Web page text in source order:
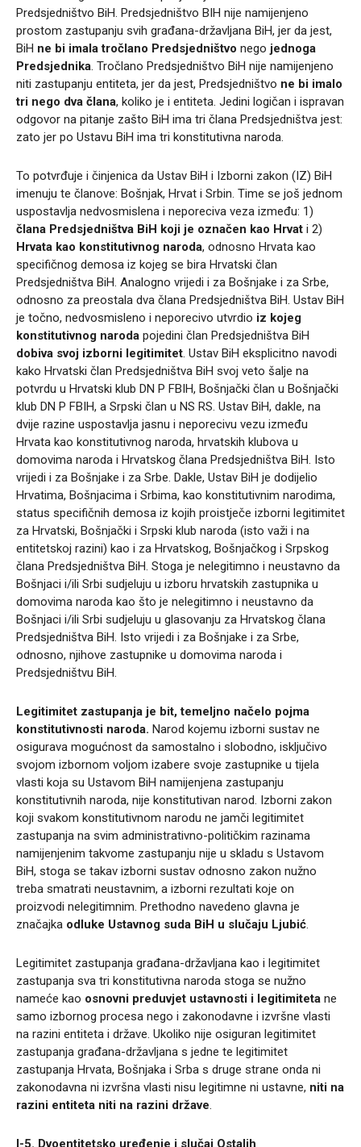
Predsjedništvo BiH. Predsjedništvo BIH nije namijenjeno
prostom zastupanju svih građana-državljana BiH, jer da jest,
BiH ne bi imala tročlano Predsjedništvo nego jednoga
Predsjednika. Tročlano Predsjedništvo BiH nije namijenjeno
niti zastupanju entiteta, jer da jest, Predsjedništvo ne bi imalo
tri nego dva člana, koliko je i entiteta. Jedini logičan i ispravan
odgovor na pitanje zašto BiH ima tri člana Predsjedništva jest:
zato jer po Ustavu BiH ima tri konstitutivna naroda.
To potvrđuje i činjenica da Ustav BiH i Izborni zakon (IZ) BiH
imenuju te članove: Bošnjak, Hrvat i Srbin. Time se još jednom
uspostavlja nedvosmislena i neporeciva veza između: 1)
člana Predsjedništva BiH koji je označen kao Hrvat i 2)
Hrvata kao konstitutivnog naroda, odnosno Hrvata kao
specifičnog demosa iz kojeg se bira Hrvatski član
Predsjedništva BiH. Analogno vrijedi i za Bošnjake i za Srbe,
odnosno za preostala dva člana Predsjedništva BiH. Ustav BiH
je točno, nedvosmisleno i neporecivo utvrdio iz kojeg
konstitutivnog naroda pojedini član Predsjedništva BiH
dobiva svoj izborni legitimitet. Ustav BiH eksplicitno navodi
kako Hrvatski član Predsjedništva BiH svoj veto šalje na
potvrdu u Hrvatski klub DN P FBIH, Bošnjački član u Bošnjački
klub DN P FBIH, a Srpski član u NS RS. Ustav BiH, dakle, na
dvije razine uspostavlja jasnu i neporecivu vezu između
Hrvata kao konstitutivnog naroda, hrvatskih klubova u
domovima naroda i Hrvatskog člana Predsjedništva BiH. Isto
vrijedi i za Bošnjake i za Srbe. Dakle, Ustav BiH je dodijelio
Hrvatima, Bošnjacima i Srbima, kao konstitutivnim narodima,
status specifičnih demosa iz kojih proistječe izborni legitimitet
za Hrvatski, Bošnjački i Srpski klub naroda (isto važi i na
entitetskoj razini) kao i za Hrvatskog, Bošnjačkog i Srpskog
člana Predsjedništva BiH. Stoga je nelegitimno i neustavno da
Bošnjaci i/ili Srbi sudjeluju u izboru hrvatskih zastupnika u
domovima naroda kao što je nelegitimno i neustavno da
Bošnjaci i/ili Srbi sudjeluju u glasovanju za Hrvatskog člana
Predsjedništva BiH. Isto vrijedi i za Bošnjake i za Srbe,
odnosno, njihove zastupnike u domovima naroda i
Predsjedništvu BiH.
Legitimitet zastupanja je bit, temeljno načelo pojma
konstitutivnosti naroda. Narod kojemu izborni sustav ne
osigurava mogućnost da samostalno i slobodno, isključivo
svojom izbornom voljom izabere svoje zastupnike u tijela
vlasti koja su Ustavom BiH namijenjena zastupanju
konstitutivnih naroda, nije konstitutivan narod. Izborni zakon
koji svakom konstitutivnom narodu ne jamči legitimitet
zastupanja na svim administrativno-političkim razinama
namijenjenim takvome zastupanju nije u skladu s Ustavom
BiH, stoga se takav izborni sustav odnosno zakon nužno
treba smatrati neustavnim, a izborni rezultati koje on
proizvodi nelegitimnim. Prethodno navedeno glavna je
značajka odluke Ustavnog suda BiH u slučaju Ljubić.
Legitimitet zastupanja građana-državljana kao i legitimitet
zastupanja sva tri konstitutivna naroda stoga se nužno
nameće kao osnovni preduvjet ustavnosti i legitimiteta ne
samo izbornog procesa nego i zakonodavne i izvršne vlasti
na razini entiteta i države. Ukoliko nije osiguran legitimitet
zastupanja građana-državljana s jedne te legitimitet
zastupanja Hrvata, Bošnjaka i Srba s druge strane onda ni
zakonodavna ni izvršna vlasti nisu legitimne ni ustavne, niti na
razini entiteta niti na razini države.
I-5. Dvoentitetsko uređenje i slučaj Ostalih